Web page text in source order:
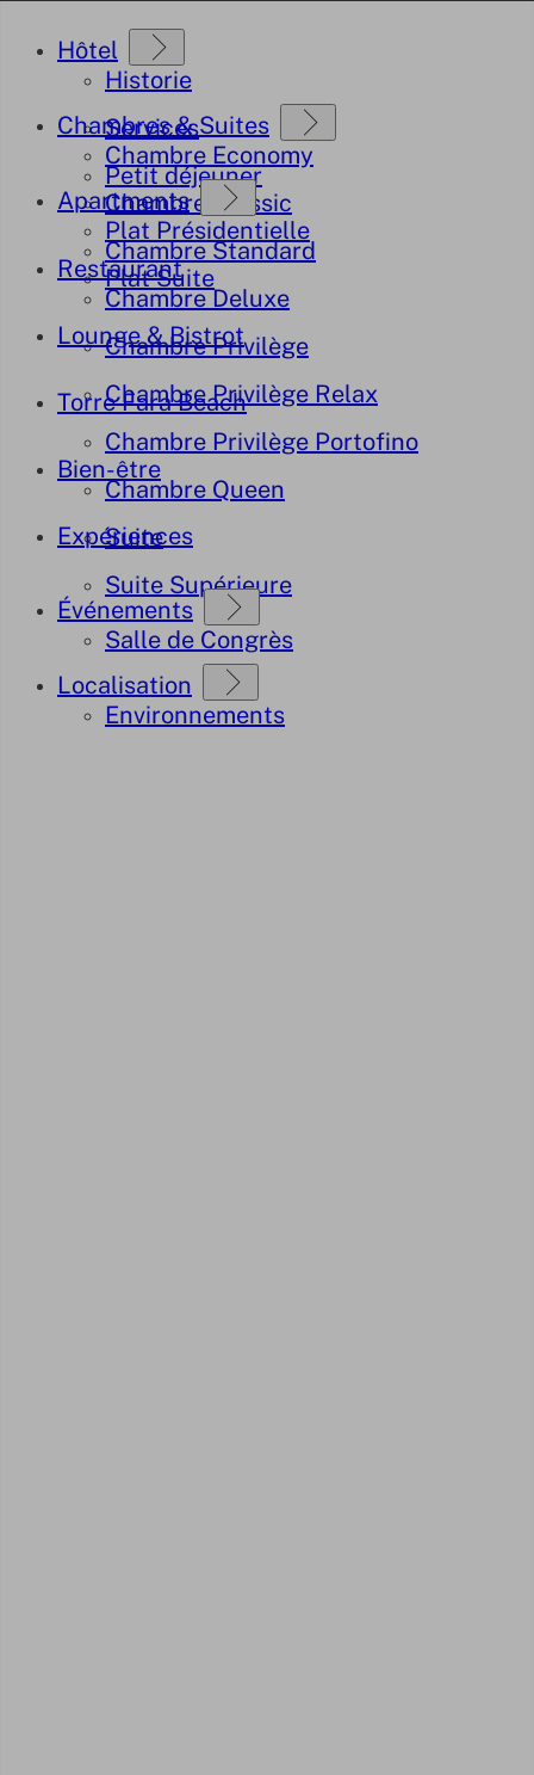
Hôtel
Historie
Services
Petit déjeuner
Chambres & Suites
Chambre Economy
Chambre Classic
Chambre Standard
Chambre Deluxe
Chambre Privilège
Chambre Privilège Relax
Chambre Privilège Portofino
Chambre Queen
Suite
Suite Supérieure
Apartments
Plat Présidentielle
Plat Suite
Restaurant
Lounge & Bistrot
Torre Fara Beach
Bien-être
Expériences
Événements
Salle de Congrès
Localisation
Environnements